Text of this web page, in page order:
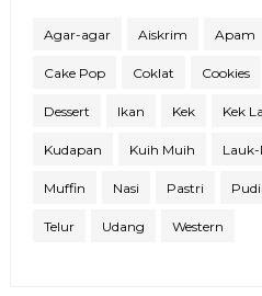
Agar-agar Aiskrim Apam
Cake Pop Coklat Cookies
Dessert Ikan Kek Kek
Kudapan Kuih Muih
Muffin Nasi Pastri
Telur Udang Western